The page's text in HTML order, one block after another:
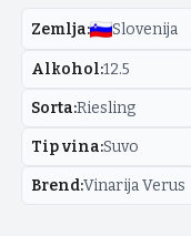
Zemlja: Slovenija
Alkohol:12.5
Sorta:Riesling
Tip vina:Suvo
Brend:Vinarija Verus